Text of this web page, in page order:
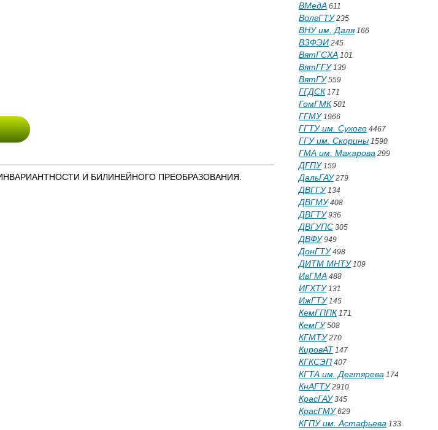
И БИЛИНЕЙНОГО ПРЕОБРАЗОВАНИЯ.
ВМедА 611
ВолгГТУ235
ВНУ им. Даля166
ВЗФЭИ 245
ВятГСХА 101
ВятГГУ139
ВятГУ559
ГГДСК 171
ГомГМК 501
ГГМУ1966
ГГТУ им. Сухого 4467
ГГУ им. Скорины 1590
ГМА им. Макарова 299
ДГПУ159
ДальГАУ279
ДВГГУ134
ДВГМУ408
ДВГТУ936
ДВГУПС 305
ДВФУ949
ДонГТУ498
ДИТМ МНТУ109
ИвГМА 488
ИГХТУ131
ИжГТУ145
КемГППК 171
КемГУ508
КГМТУ270
КировАТ 147
КГКСЭП 407
КГТА им. Дегтярева 174
КнАГТУ2910
КрасГАУ345
КрасГМУ629
КГПУ им. Астафьева 133